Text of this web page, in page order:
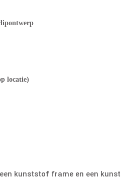
locatie)
kunststof frame en een